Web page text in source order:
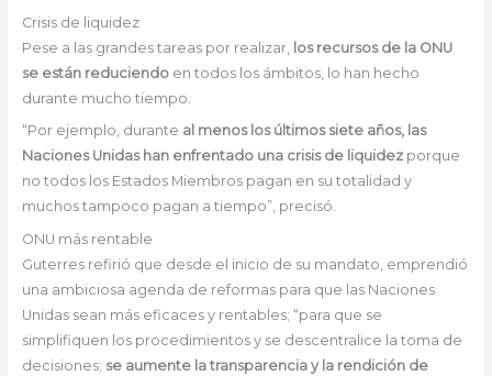
Crisis de liquidez
Pese a las grandes tareas por realizar, los recursos de la ONU
se están reduciendoen todos los ámbitos, lo han hecho
durante mucho tiempo.
“Por ejemplo, durante al menos los últimos siete años, las
Naciones Unidas han enfrentado una crisis de liquidezporque
no todos los Estados Miembros pagan en su totalidad y
muchos tampoco pagan a tiempo”, precisó.
ONU más rentable
Guterres refirió que desde el inicio de su mandato, emprendió
una ambiciosa agenda de reformas para que las Naciones
Unidas sean más eficaces y rentables; “para que se
simplifiquen los procedimientos y se descentralice la toma de
decisiones; se aumente la transparencia y la rendición de